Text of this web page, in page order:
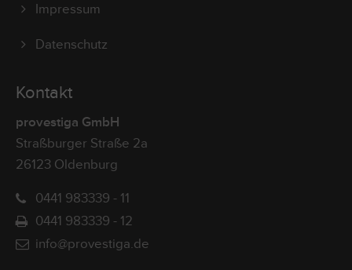
Impressum
Datenschutz
Kontakt
provestiga GmbH
Straßburger Straße 2a
26123 Oldenburg
0441 983339 - 11
0441 983339 - 12
info@provestiga.de